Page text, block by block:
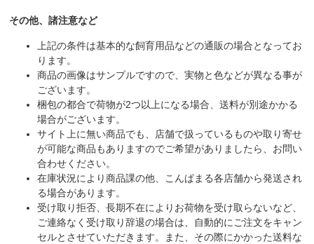
その他、諸注意など
上記の条件は基本的な飼育用品などの通販の場合となってお
ります。
商品の画像はサンプルですので、実物と色などが異なる事が
ございます。
梱包の都合で荷物が2つ以上になる場合、送料が別途かかる
場合がございます。
サイト上に無い商品でも、店舗で扱っているものや取り寄せ
が可能な商品もありますのでご希望がありましたら、お問い
合わせください。
在庫状況により商品課の他、こんぱまる各店舗から発送され
る場合があります。
受け取り拒否、長期不在によりお荷物を受け取らないなど、
ご連絡なく受け取り辞退の場合は、自動的にご注文をキャン
セルとさせていただきます。また、その際にかかった送料な